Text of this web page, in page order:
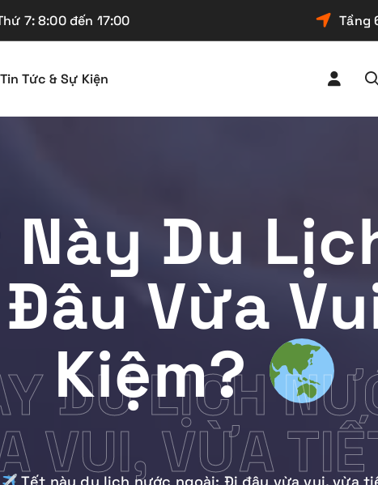
7: 8:00 đến 17:00 Tầng
Tin Tức & Sự Kiện
DU LỊCH
VUI, VỪA
Du
Vừa
Kiệm?